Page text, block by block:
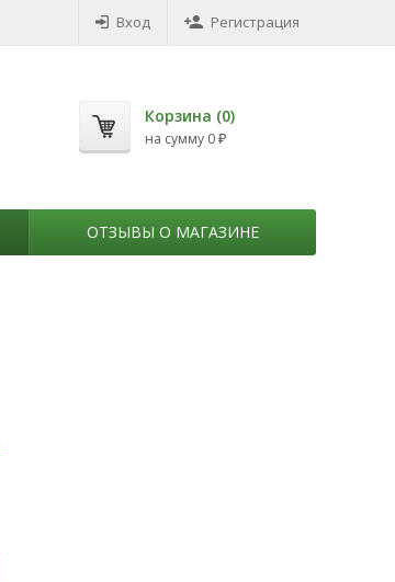
Вход Регистрация
Корзина (0)
на сумму 0 ₽
ОТЗЫВЫ О МАГАЗИНЕ